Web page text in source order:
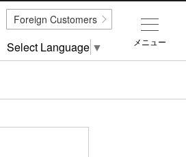
メニュー
Foreign Customers
Select Language ▼